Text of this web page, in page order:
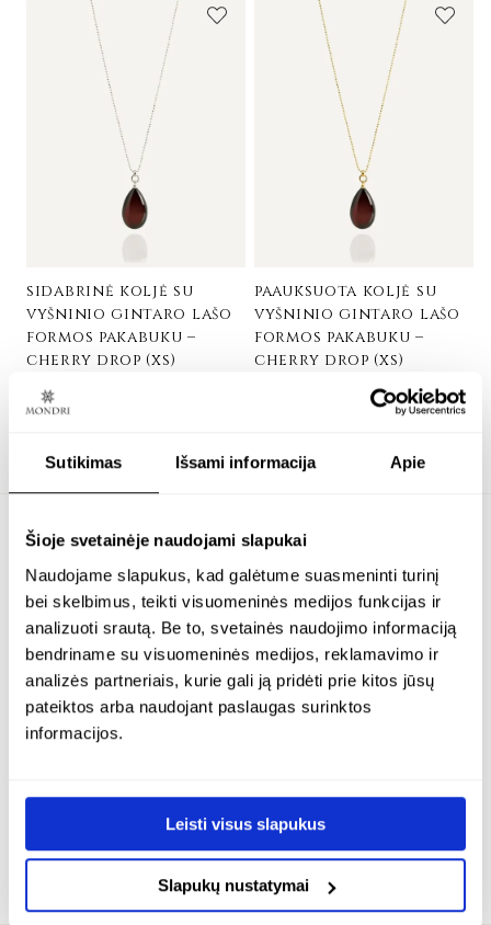
Sutikimas Išsami informacija Apie
Šioje svetainėje naudojami slapukai
Naudojame slapukus, kad galėtume suasmeninti turinį
bei skelbimus, teikti visuomeninės medijos funkcijas ir
analizuoti srautą. Be to, svetainės naudojimo informaciją
bendriname su visuomeninės medijos, reklamavimo ir
analizės partneriais, kurie gali ją pridėti prie kitos jūsų
pateiktos arba naudojant paslaugas surinktos
informacijos.
Leisti visus slapukus
Slapukų nustatymai
sidabrinė koljė su
vyšninio gintaro lašo
formos pakabuku –
cherry drop (xs)
136.00
paauksuota koljė su
vyšninio gintaro lašo
formos pakabuku –
cherry drop (xs)
€198.00
NEMOKAMAS SIUNTIMAS
12 MĖNESIŲ GARANTIJA
30 DIENŲ KEITIMAS ARBA GRĄŽINIMAS